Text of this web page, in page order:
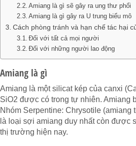
Amiang là gì sẽ gây ra ung thư phổi
Amiang là gì gây ra U trung biểu mô
Cách phòng tránh và hạn chế tác hại
Đối với tất cả mọi người
Đối với những người lao động
Amiang là gì
Amiang là một silicat kép của canxi
SiO2 được có trong tự nhiên. Amiang
Nhóm Serpentine: Chrysotile (amiang
là loại sợi amiang duy nhất còn được
thị trường hiện nay.